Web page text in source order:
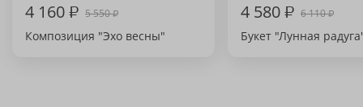
4 160₽ 5 550₽
Композиция "Эхо весны"
4 580₽ 6 110₽
Букет "Лунная